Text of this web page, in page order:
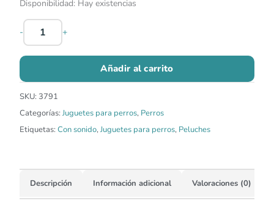
Disponibilidad: Hay existencias
- +
Añadir al carrito
SKU: 3791
Categorías: Juguetes para perros, Perros
Etiquetas: Con sonido,Juguetes para perros, Peluches
Descripción Información adicional Valoraciones (0)